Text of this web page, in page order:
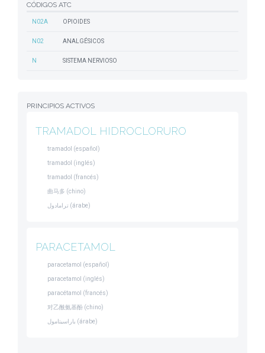
CÓDIGOS ATC
N02A OPIOIDES
N02 ANALGÉSICOS
N SISTEMA NERVIOSO
PRINCIPIOS ACTIVOS
TRAMADOL HIDROCLORURO
tramadol (español)
tramadol (inglés)
tramadol (francés)
曲马多 (chino)
ترامادول (árabe)
PARACETAMOL
paracetamol (español)
paracetamol (inglés)
paracétamol (francés)
对乙酰氨基酚 (chino)
باراسيتامول (árabe)